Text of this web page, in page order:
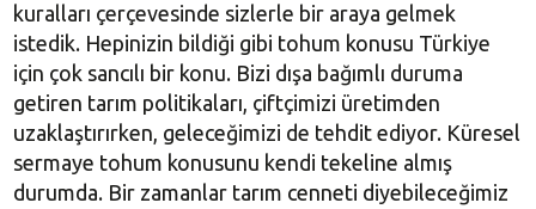
kuralları çerçevesinde sizlerle bir araya gelmek
istedik. Hepinizin bildiği gibi tohum konusu Türkiye
için çok sancılı bir konu. Bizi dışa bağımlı duruma
getiren tarım politikaları, çiftçimizi üretimden
uzaklaştırırken, geleceğimizi de tehdit ediyor. Küresel
sermaye tohum konusunu kendi tekeline almış
durumda. Bir zamanlar tarım cenneti diyebileceğimiz